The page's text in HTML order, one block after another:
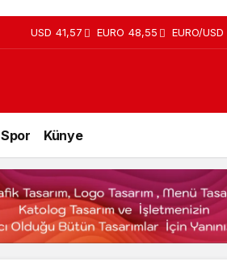
USD 41,57 EURO 48,55 EURO/USD
Spor Künye